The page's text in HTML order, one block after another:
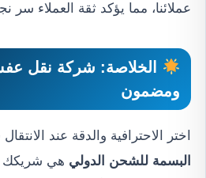
عملائنا، مما يؤكد ثقة العملاء سر
الخلاصة: شركة نقل
ومضمون
اختر الاحترافية والدقة عند
البسمة للشحن الدولي هي شريكك